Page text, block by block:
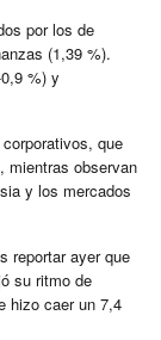
por los de
(1,39 %).
%) y
que
mientras observan
y los mercados
reportar ayer que
su ritmo de
hizo caer un 7,4